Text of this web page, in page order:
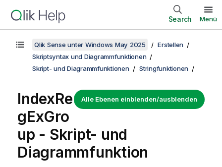
Search Menü
Qlik Sense unter Windows May 2025
Erstellen
Skriptsyntax und Diagrammfunktionen
Skript- und Diagrammfunktionen
Stringfunktionen
Alle Ebenen einblenden/ausblenden
IndexRe
gExGro
up - Skript- und
Diagrammfunktion